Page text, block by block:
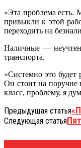
«Эта проблема есть.
привыкли к этой
переходить на
Наличные —
транспорта.
«Системно это будет
Он стоит на поручне
класс, проблему, я
Предыдущая статья
Следующая статья